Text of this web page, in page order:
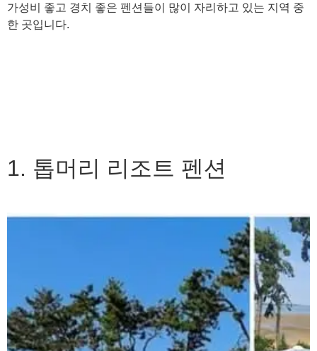
가성비 좋고 경치 좋은 펜션들이 많이 자리하고 있는 지역 중
한 곳입니다.
1. 톱머리 리조트 펜션